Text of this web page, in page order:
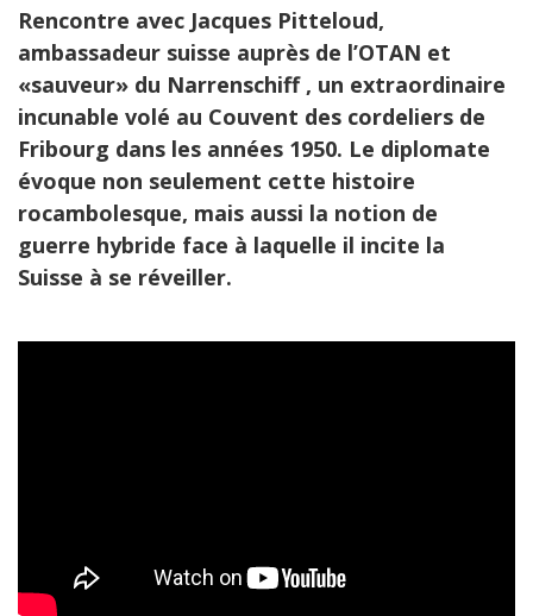
Rencontre avec Jacques Pitteloud,
ambassadeur suisse auprès de l’OTAN et
«sauveur» du Narrenschiff , un extraordinaire
incunable volé au Couvent des cordeliers de
Fribourg dans les années 1950. Le diplomate
évoque non seulement cette histoire
rocambolesque, mais aussi la notion de
guerre hybride face à laquelle il incite la
Suisse à se réveiller.